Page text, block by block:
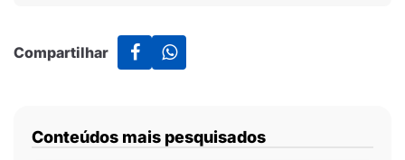
Compartilhar
Conteúdos mais pesquisados